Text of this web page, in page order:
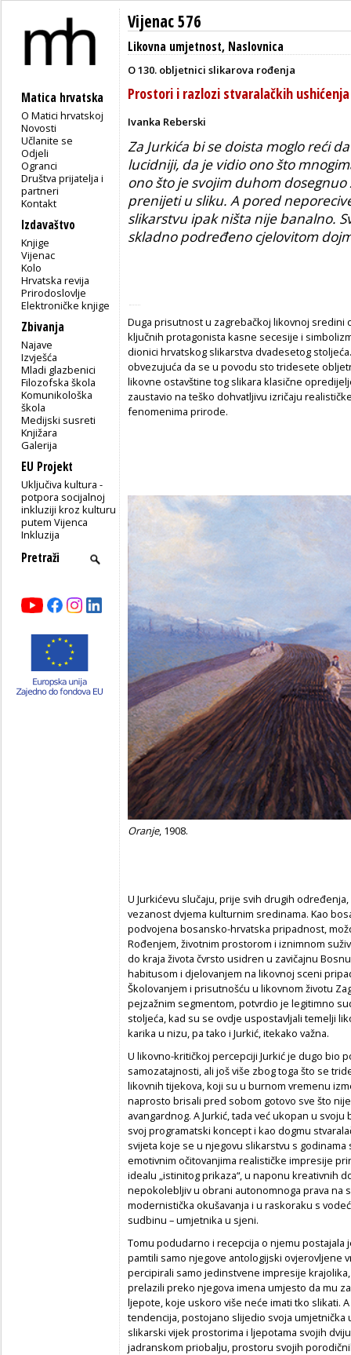
Matica hrvatska
O Matici hrvatskoj
Novosti
Učlanite se
Odjeli
Ogranci
Društva prijatelja i
partneri
Kontakt
Izdavaštvo
Knjige
Vijenac
Kolo
Hrvatska revija
Prirodoslovlje
Elektroničke knjige
Zbivanja
Najave
Izvješća
Mladi glazbenici
Filozofska škola
Komunikološka
škola
Medijski susreti
Knjižara
Galerija
EU Projekt
Uključiva kultura -
potpora socijalnoj
inkluziji kroz kulturu
putem Vijenca
Inkluzija
Vijenac 576
Likovna umjetnost, Naslovnica
O 130. obljetnici slikarova rođenja
Prostori i razlozi stvaralačkih
Ivanka Reberski
Za Jurkića bi se doista moglo reći
lucidniji, da je vidio ono što
ono što je svojim duhom
prenijeti u sliku. A pored
slikarstvu ipak ništa nije banalno.
skladno podređeno cjelovitom
Duga prisutnost u zagrebačkoj likovnoj sredini
ključnih protagonista kasne secesije i
dionici hrvatskog slikarstva dvadesetog
obvezujuća da se u povodu sto tridesete
likovne ostavštine tog slikara klasične
zaustavio na teško dohvatljivu izričaju
fenomenima prirode.
Oranje, 1908.
U Jurkićevu slučaju, prije svih drugih
vezanost dvjema kulturnim sredinama. Kao
podvojena bosansko-hrvatska pripadnost,
Rođenjem, životnim prostorom i iznimnom
do kraja života čvrsto usidren u zavičajnu
habitusom i djelovanjem na likovnoj sceni
Školovanjem i prisutnošću u likovnom životu
pejzažnim segmentom, potvrdio je legitimno
stoljeća, kad su se ovdje uspostavljali temelji
karika u nizu, pa tako i Jurkić, itekako važna.
U likovno-kritičkoj percepciji Jurkić je dugo bio
samozatajnosti, ali još više zbog toga što se
likovnih tijekova, koji su u burnom vremenu
naprosto brisali pred sobom gotovo sve što
avangardnog. A Jurkić, tada već ukopan u
svoj programatski koncept i kao dogmu
svijeta koje se u njegovu slikarstvu s
emotivnim očitovanjima realističke impresije
idealu „istinitog prikaza“, u naponu kreativnih
nepokolebljiv u obrani autonomnoga prava na
modernistička okušavanja i u raskoraku s
sudbinu – umjetnika u sjeni.
Tomu podudarno i recepcija o njemu
pamtili samo njegove antologijski ovjerovljene
percipirali samo jedinstvene impresije
prelazili preko njegova imena umjesto da mu
ljepote, koje uskoro više neće imati tko slikati.
tendencija, postojano slijedio svoja umjetnička
slikarski vijek prostorima i ljepotama svojih
jadranskom priobalju, prostoru svojih